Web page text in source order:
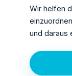
Wir helfen
und daraus